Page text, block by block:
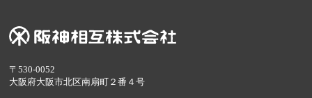
〒530-0052
大阪府大阪市北区南扇町２番４号